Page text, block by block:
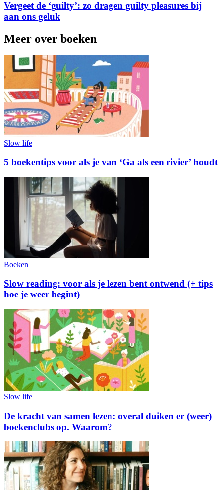
Vergeet de ‘guilty’: zo dragen guilty pleasures bij
aan ons geluk
Meer over boeken
Slow life
5 boekentips voor als je van ‘Ga als een rivier’ houdt
Boeken
Slow reading: voor als je lezen bent ontwend (+ tips
hoe je weer begint)
Slow life
De kracht van samen lezen: overal duiken er (weer)
boekenclubs op. Waarom?